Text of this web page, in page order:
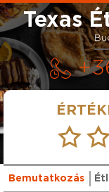
Texas
Bemutatkozás